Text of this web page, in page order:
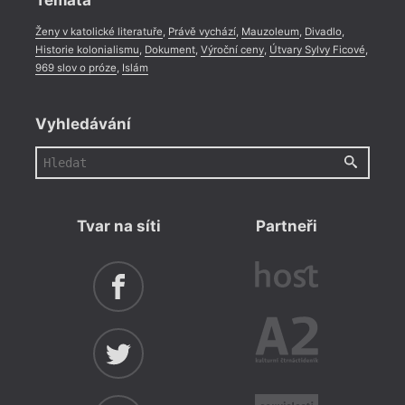
Ženy v katolické literatuře, Právě vychází, Mauzoleum, Divadlo,
Historie kolonialismu, Dokument, Výroční ceny, Útvary Sylvy Ficové,
969 slov o próze, Islám
Vyhledávání
Tvar na síti Partneři